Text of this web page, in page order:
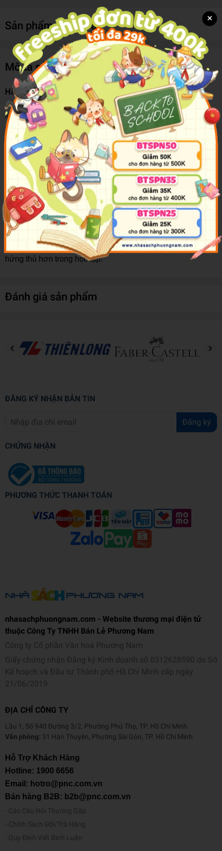
Sản phẩm cùng loại
Mô tả sản phẩm
Hành Trang Bé Vào Lớp 1 - Vở Bé Học Tiếng Việt
Một trong những yêu cầu quan trọng để giúp trẻ học tốt
chương trình lớp 1 là sự chuẩn bị đầy đủ các điều kiện về
thể chất, trí tuệ, tình cảm, ngôn ngữ và một số kỹ năng cần
thiết. Vì vậy, trẻ cần được dạy cách phát âm và làm quen với
chữ cái, các mẫu chữ hoa - thường... Đây là bộ sách hữu
ích trong việc xây dựng nền tảng kiến thức, kĩ năng cho các
em. Sách có nội dung phong phú với nhiều bài tập đa dạng
theo hình thức trò chơi, phù hợp với các em trong độ tuổi 5 -
6 tuổi.
Mỗi tập nhấn mạnh vào một kỹ năng cơ bản: tô màu, tô chữ,
tập phát âm, nối chữ và hình, tô nét cơ bản... Ngoài ra, sách
còn kèm theo hình vẽ minh họa màu sinh động, giúp các em
hứng thú hơn trong học tập.
Đánh giá sản phẩm
ĐĂNG KÝ NHẬN BẢN TIN
Đăng ký
CHỨNG NHẬN
PHƯƠNG THỨC THANH TOÁN
nhasachphuongnam.com - Website thương mại điện tử
thuộc Công Ty TNHH Bán Lẻ Phương Nam
Công ty Cổ phần Văn hoá Phương Nam
Giấy chứng nhận Đăng ký Kinh doanh số 0312628590 do Sở
Kế hoạch và Đầu tư Thành phố Hồ Chí Minh cấp ngày
21/06/2019
ĐỊA CHỈ CÔNG TY
Lầu 1, Số 940 Đường 3/2, Phường Phú Thọ, TP. Hồ Chí Minh
Văn phòng: 31 Hàn Thuyên, Phường Sài Gòn, TP. Hồ Chí Minh
Hỗ Trợ Khách Hàng
Hotline: 1900 6656
Email: hotro@pnc.com.vn
Bán hàng B2B: b2b@pnc.com.vn
Các Câu Hỏi Thường Gặp
Chính Sách Đổi/Trả Hàng
Quy Định Viết Bình Luận
×